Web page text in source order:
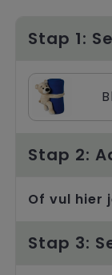
Tassen
Trolleys
Stap 1:
Stap 2:
Of vul hier
Stap 3: